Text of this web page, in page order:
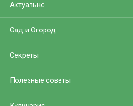
Актуально
Сад и Огород
Секреты
Полезные советы